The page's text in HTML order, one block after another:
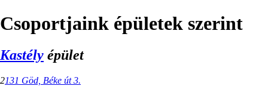
Csoportjaink épületek szerint
Kastély épület
2131 Göd, Béke út 3.